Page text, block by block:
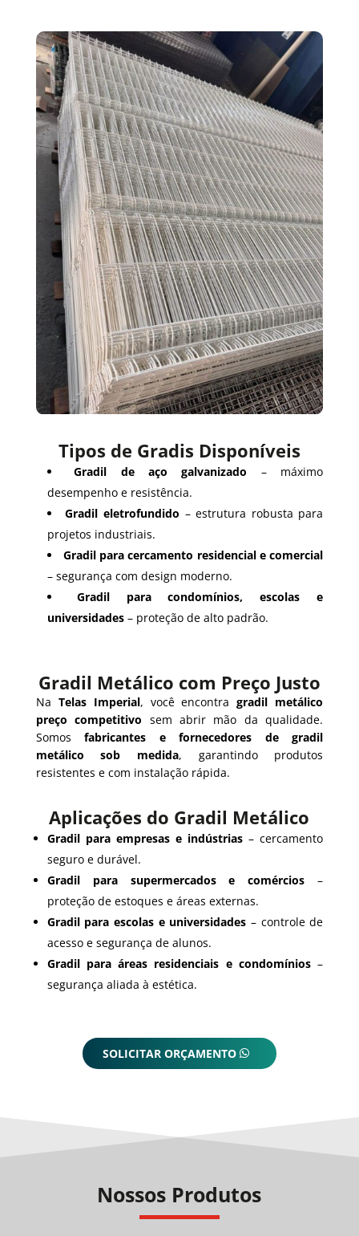
Tipos de Gradis Disponíveis
Gradil de aço galvanizado – máximo
desempenho e resistência.
Gradil eletrofundido – estrutura robusta para
projetos industriais.
Gradil para cercamento residencial e comercial
– segurança com design moderno.
Gradil para condomínios, escolas e
universidades– proteção de alto padrão.
Gradil Metálico com Preço Justo
Na Telas Imperial, você encontragradil metálico
preço competitivo sem abrir mão da qualidade.
Somosfabricantes e fornecedores de gradil
metálico sob medida, garantindo produtos
resistentes e com instalação rápida.
Aplicações do Gradil Metálico
Gradil para empresas e indústrias – cercamento
seguro e durável.
Gradil para supermercados e comércios –
proteção de estoques e áreas externas.
Gradil para escolas e universidades – controle de
acesso e segurança de alunos.
Gradil para áreas residenciais e condomínios–
segurança aliada à estética.
SOLICITAR ORÇAMENTO
Nossos Produtos